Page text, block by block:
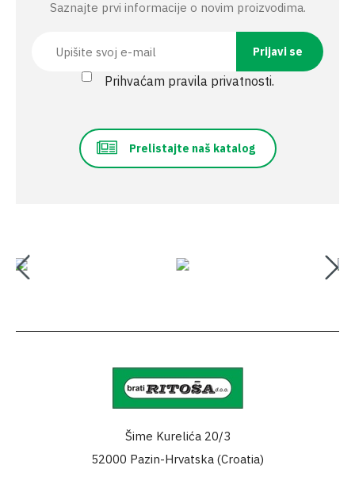
Saznajte prvi informacije o novim proizvodima.
Prihvaćam pravila privatnosti.
Prelistajte naš katalog
Šime Kurelića 20/3
52000 Pazin-Hrvatska (Croatia)